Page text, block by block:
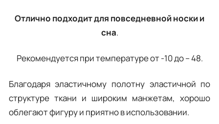
Отлично подходит для повседневной носки и
сна.
Рекомендуется при температуре от -10 до – 48.
Благодаря эластичному полотну эластичной по
структуре ткани и широким манжетам, хорошо
облегают фигуру и приятно в использовании.